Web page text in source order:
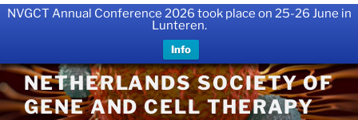
NVGCT Annual Conference 2026 took place on 25-26 June in
Lunteren.
Info
Skip
to
content
NETHERLANDS SOCIETY OF
GENE AND CELL THERAPY